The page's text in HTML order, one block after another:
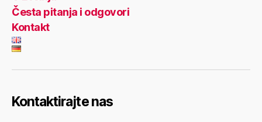
Česta pitanja i odgovori
Kontakt
Kontaktirajte nas